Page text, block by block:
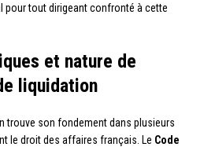
pour tout dirigeant confronté à cette
et nature de
liquidation
trouve son fondement dans plusieurs
le droit des affaires français. Le Code